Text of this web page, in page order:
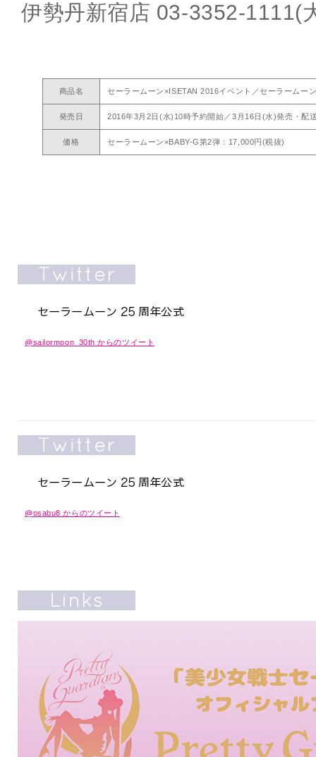
伊勢丹新宿店 03-3352-1111(
商品名 セーラームーン×ISETAN 2016イベント／セーラームー
発売日 2016年3月2日(水)10時予約開始／3月16日(水)発売・配
価格 セーラームーン×BABY-G第2弾：17,000円(税抜)
@sailormoon_30th からのツイート
@osabu8 からのツイート